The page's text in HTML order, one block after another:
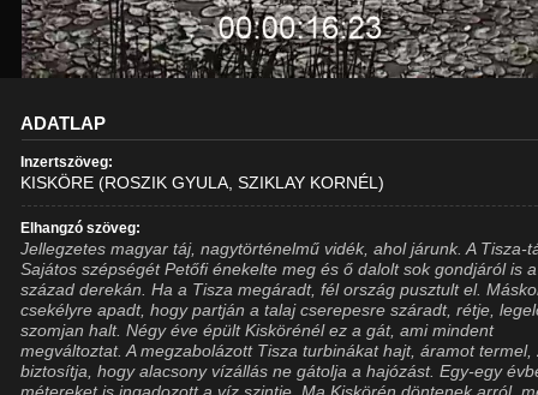
ADATLAP
Inzertszöveg:
KISKÖRE (ROSZIK GYULA, SZIKLAY KORNÉL)
Elhangzó szöveg:
Jellegzetes magyar táj, nagytörténelmű vidék, ahol járunk. A Tisza-
Sajátos szépségét Petőfi énekelte meg és ő dalolt sok gondjáról is
század derekán. Ha a Tisza megáradt, fél ország pusztult el.
csekélyre apadt, hogy partján a talaj cserepesre száradt, rétje,
szomjan halt. Négy éve épült Kiskörénél ez a gát, ami mindent
megváltoztat. A megzabolázott Tisza turbinákat hajt, áramot termel,
biztosítja, hogy alacsony vízállás ne gátolja a hajózást. Egy-egy